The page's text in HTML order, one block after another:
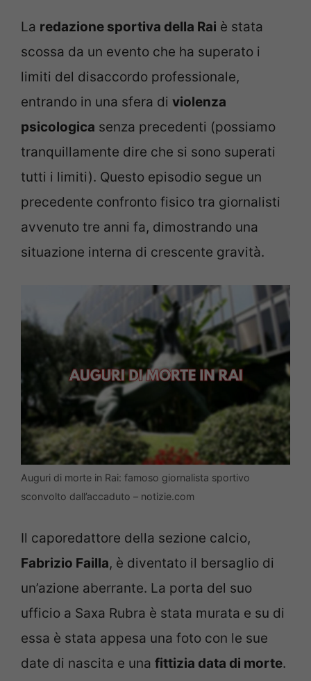
La redazione sportiva della Rai è stata
scossa da un evento che ha superato i
limiti del disaccordo professionale,
entrando in una sfera di violenza
psicologica senza precedenti (possiamo
tranquillamente dire che si sono superati
tutti i limiti). Questo episodio segue un
precedente confronto fisico tra giornalisti
avvenuto tre anni fa, dimostrando una
situazione interna di crescente gravità.
Auguri di morte in Rai: famoso giornalista sportivo
sconvolto dall’accaduto – notizie.com
Il caporedattore della sezione calcio,
Fabrizio Failla, è diventato il bersaglio di
un’azione aberrante. La porta del suo
ufficio a Saxa Rubra è stata murata e su di
essa è stata appesa una foto con le sue
date di nascita e una fittizia data di morte.